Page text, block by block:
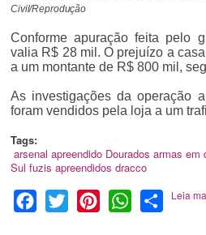
Civil/Reprodução
Conforme apuração feita pelo
valia R$ 28 mil. O prejuízo a
a um montante de R$ 800 mil,
As investigações da operação
foram vendidos pela loja a um
Tags:
arsenal apreendido Dourados armas em
Sul fuzis apreendidos dracco
Facebook
Twitter PinterestWhatsApp
Share
Leia